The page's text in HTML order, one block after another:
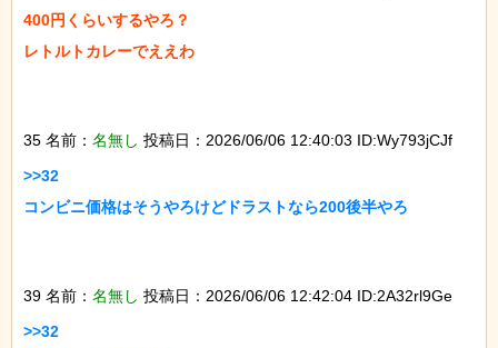
400円くらいするやろ？
レトルトカレーでええわ
35 名前： 名無し 投稿日：2026/06/06 12:40:03 ID:Wy793jCJf
>>32
コンビニ価格はそうやろけどドラストなら200後半やろ
39 名前： 名無し 投稿日：2026/06/06 12:42:04 ID:2A32rl9Ge
>>32